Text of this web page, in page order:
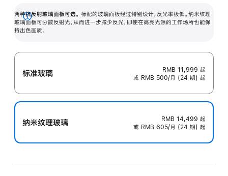
两种抗反射玻璃面板可选。 标配的玻璃面板经过特别设计，反光率极低。纳米纹理
玻璃面板可分散反射光，从而进一步减少反光，即使在高亮光源的工作场所也能保
持出色画质。
展
开
标准玻璃 RMB 11,999 起
或 RMB 500/月 (24 期) 起
纳米纹理玻璃 RMB 14,499 起
或 RMB 605/月 (24 期) 起